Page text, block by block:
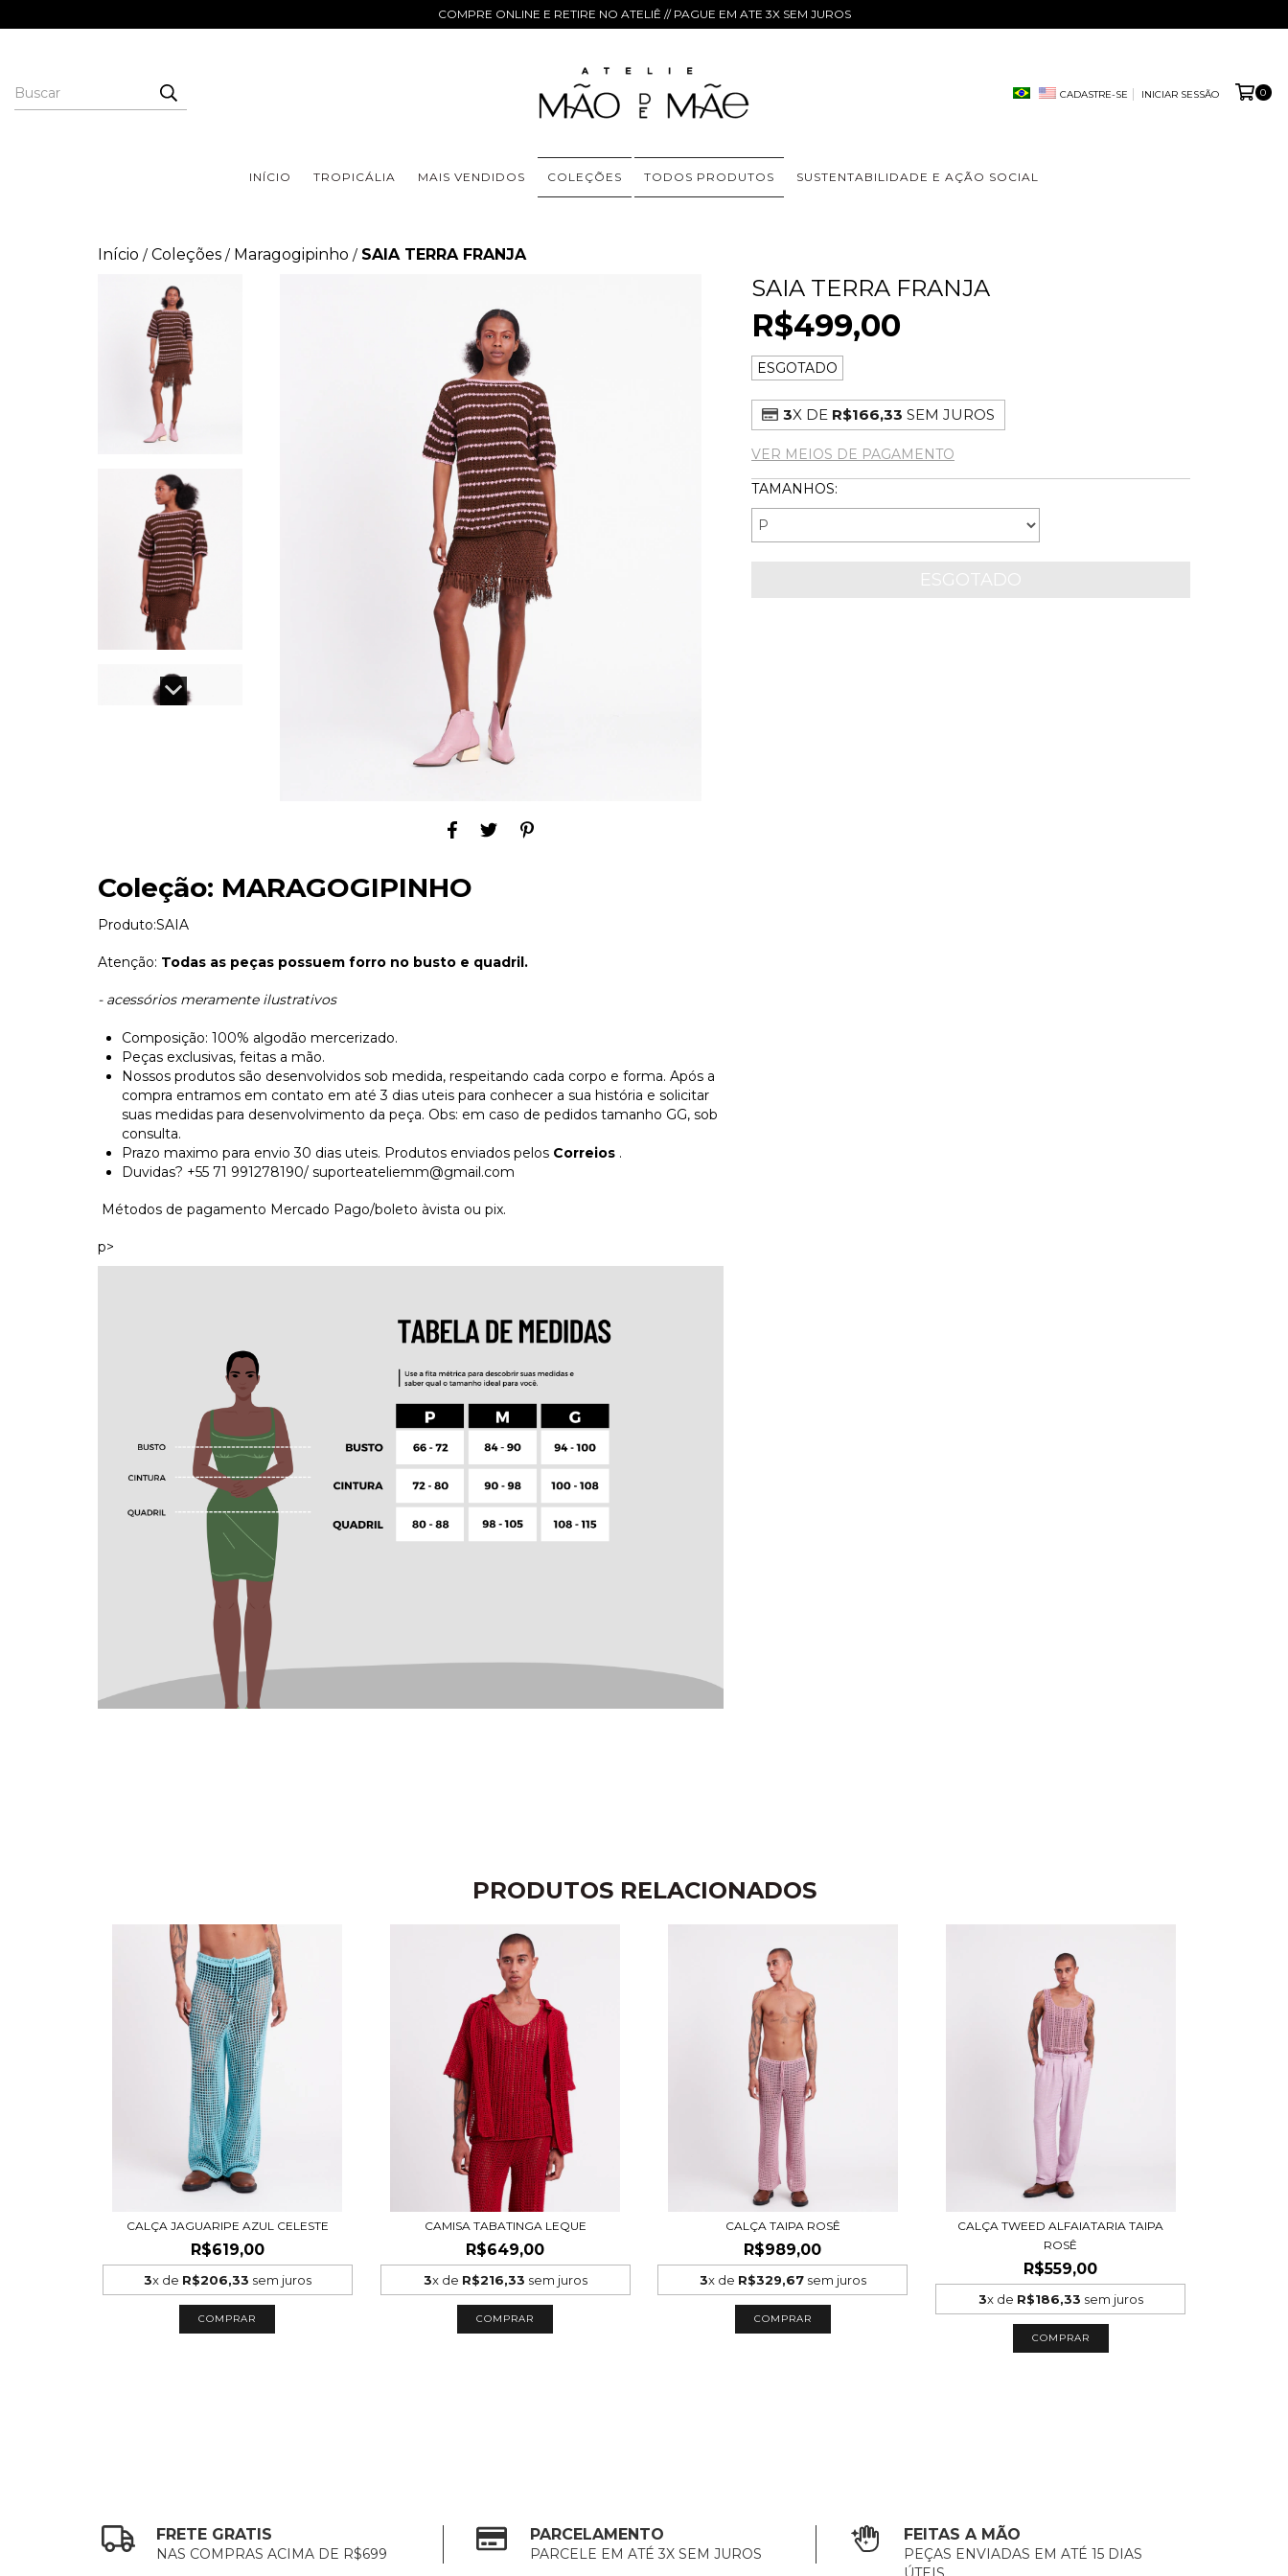
COMPRE ONLINE E RETIRE NO ATELIÊ // PAGUE EM ATE 3X SEM JUROS
CADASTRE-SE INICIAR SESSÃO 0
INÍCIO TROPICÁLIA MAIS VENDIDOS COLEÇÕES TODOS PRODUTOS SUSTENTABILIDADE E AÇÃO SOCIAL
Início / Coleções / Maragogipinho / SAIA TERRA FRANJA
Coleção: MARAGOGIPINHO
Produto:SAIA
Atenção: Todas as peças possuem forro no busto e quadril.
- acessórios meramente ilustrativos
Composição: 100% algodão mercerizado.
Peças exclusivas, feitas a mão.
Nossos produtos são desenvolvidos sob medida, respeitando cada corpo e forma. Após a
compra entramos em contato em até 3 dias uteis para conhecer a sua história e solicitar
suas medidas para desenvolvimento da peça. Obs: em caso de pedidos tamanho GG, sob
consulta.
Prazo maximo para envio 30 dias uteis. Produtos enviados pelos Correios .
Duvidas? +55 71 991278190/ suporteateliemm@gmail.com
Métodos de pagamento Mercado Pago/boleto àvista ou pix.
p>
SAIA TERRA FRANJA
R$499,00
ESGOTADO
3X DE R$166,33 SEM JUROS
VER MEIOS DE PAGAMENTO
TAMANHOS:
PRODUTOS RELACIONADOS
CALÇA JAGUARIPE AZUL CELESTE
R$619,00
3x de R$206,33 sem juros
COMPRAR
CAMISA TABATINGA LEQUE
R$649,00
3x de R$216,33 sem juros
COMPRAR
CALÇA TAIPA ROSÊ
R$989,00
3x de R$329,67sem juros
COMPRAR
CALÇA TWEED ALFAIATARIA TAIPA
ROSÊ
R$559,00
3x de R$186,33 sem juros
COMPRAR
FRETE GRATIS
NAS COMPRAS ACIMA DE R$699
PARCELAMENTO
PARCELE EM ATÉ 3X SEM JUROS
FEITAS A MÃO
PEÇAS ENVIADAS EM ATÉ 15 DIAS